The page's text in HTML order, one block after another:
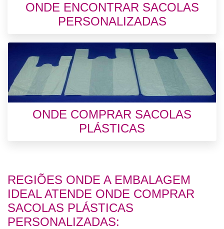
ONDE ENCONTRAR SACOLAS
PERSONALIZADAS
ONDE COMPRAR SACOLAS
PLÁSTICAS
REGIÕES ONDE A EMBALAGEM
IDEAL ATENDE ONDE COMPRAR
SACOLAS PLÁSTICAS
PERSONALIZADAS: